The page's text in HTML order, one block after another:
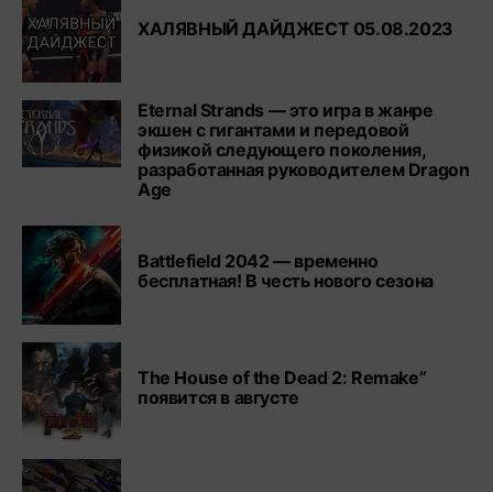
ХАЛЯВНЫЙ ДАЙДЖЕСТ 05.08.2023
Eternal Strands — это игра в жанре
экшен с гигантами и передовой
физикой следующего поколения,
разработанная руководителем Dragon
Age
Battlefield 2042 — временно
бесплатная! В честь нового сезона
The House of the Dead 2: Remake”
появится в августе